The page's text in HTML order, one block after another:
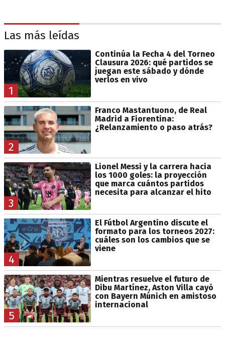
Las más leídas
1
Continúa la Fecha 4 del Torneo
Clausura 2026: qué partidos se
juegan este sábado y dónde
verlos en vivo
2
Franco Mastantuono, de Real
Madrid a Fiorentina:
¿Relanzamiento o paso atrás?
3
Lionel Messi y la carrera hacia
los 1000 goles: la proyección
que marca cuántos partidos
necesita para alcanzar el hito
4
El Fútbol Argentino discute el
formato para los torneos 2027:
cuáles son los cambios que se
viene
5
Mientras resuelve el futuro de
Dibu Martínez, Aston Villa cayó
con Bayern Múnich en amistoso
internacional